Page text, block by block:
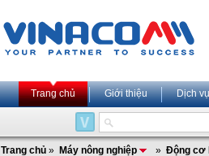
Trang chủ Giới thiệu Dịch vụ
Trang chủ » Máy nông nghiệp » Động cơ